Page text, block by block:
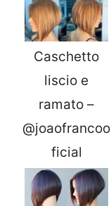
Caschetto
liscio e
ramato –
@joaofrancoo
ficial